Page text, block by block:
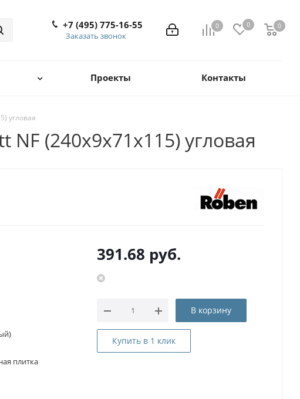
0 0 0
0
+7 (495) 775-16-55
Заказать звонок
Проекты Контакты
угловая
NF (240x9x71x115) угловая
плитка
391.68 руб.
В корзину
Купить в 1 клик